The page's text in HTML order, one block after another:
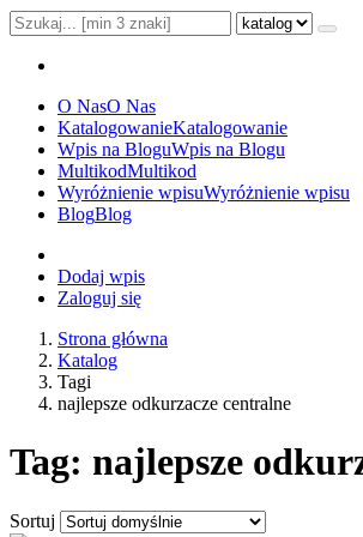
O NasO Nas
KatalogowanieKatalogowanie
Wpis na BloguWpis na Blogu
MultikodMultikod
Wyróżnienie wpisuWyróżnienie wpisu
BlogBlog
Dodaj wpis
Zaloguj się
Strona główna
Katalog
Tagi
najlepsze odkurzacze centralne
Tag: najlepsze
Sortuj